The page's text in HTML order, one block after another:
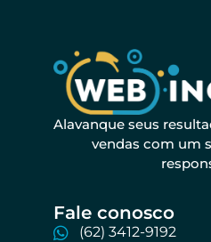
Alavanque seus
vendas com um
Fale conosco​
(62) 3412-9192